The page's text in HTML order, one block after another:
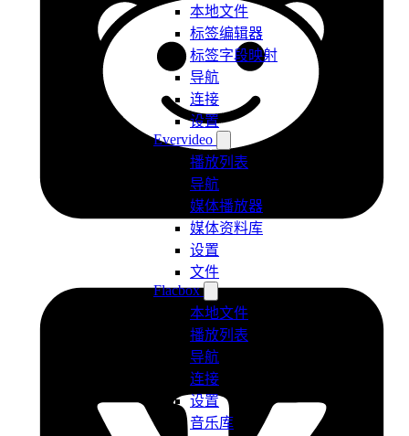
本地文件
标签编辑器
标签字段映射
导航
连接
设置
Evervideo
播放列表
导航
媒体播放器
媒体资料库
设置
文件
Flacbox
本地文件
播放列表
导航
连接
设置
音乐库